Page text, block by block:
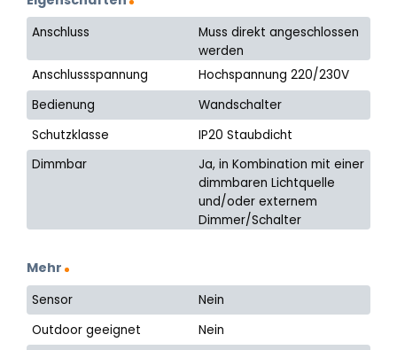
Anschluss
Muss direkt angeschlossen
werden
Anschlussspannung
Hochspannung 220/230V
Bedienung
Wandschalter
Schutzklasse
IP20 Staubdicht
Dimmbar
Ja, in Kombination mit einer
dimmbaren Lichtquelle
und/oder externem
Dimmer/Schalter
Mehr
Sensor
Nein
Outdoor geeignet
Nein